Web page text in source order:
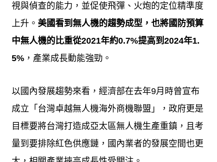
視與偵查的能力，並促使飛彈、火炮的定位精準度
上升。 美國看到無人機的趨勢成型，也將國防預算
中無人機的比重從2021年約0.7%提高到 2024年1.
5% ，產業成長動能強勁。
以國內發展趨勢來看，經濟部在去年9月時曾宣布
成立「台灣卓越無人機海外商機聯盟」，政府更是
目標要將台灣打造成亞太區無人機生產重鎮，且考
量到要排除紅色供應鏈，國內業者的發展空間也更